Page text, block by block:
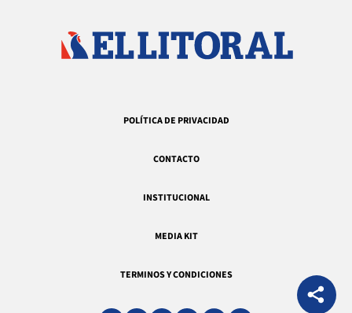
POLÍTICA DE PRIVACIDAD
CONTACTO
INSTITUCIONAL
MEDIA KIT
TERMINOS Y CONDICIONES